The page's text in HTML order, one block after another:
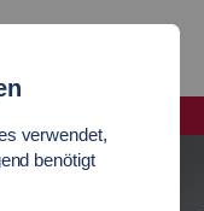
verwendet,
benötigt